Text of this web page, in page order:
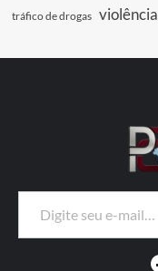
tráfico de drogas
Digite seu e-mail…